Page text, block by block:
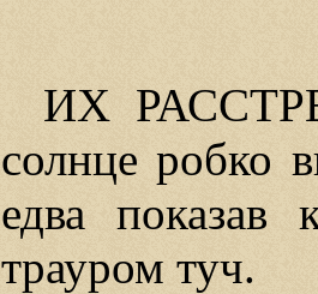
ИХ
солнце робко
едва показав
трауром туч.